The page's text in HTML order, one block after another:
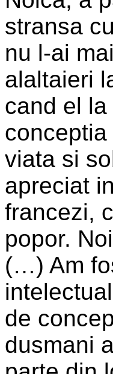
stransa
nu l-ai
alaltaieri
cand el
viata si
apreciat
francezi,
popor.
(…) Am
de
dusmani